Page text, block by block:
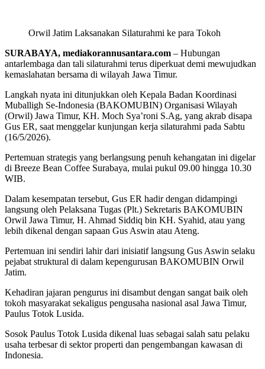
Orwil Jatim Laksanakan Silaturahmi ke para Tokoh
SURABAYA, mediakorannusantara.com – Hubungan
antarlembaga dan tali silaturahmi terus diperkuat demi mewujudkan
kemaslahatan bersama di wilayah Jawa Timur.
Langkah nyata ini ditunjukkan oleh Kepala Badan Koordinasi
Muballigh Se-Indonesia (BAKOMUBIN) Organisasi Wilayah
(Orwil) Jawa Timur, KH. Moch Sya’roni S.Ag, yang akrab disapa
Gus ER, saat menggelar kunjungan kerja silaturahmi pada Sabtu
(16/5/2026).
Pertemuan strategis yang berlangsung penuh kehangatan ini digelar
di Breeze Bean Coffee Surabaya, mulai pukul 09.00 hingga 10.30
WIB.
Dalam kesempatan tersebut, Gus ER hadir dengan didampingi
langsung oleh Pelaksana Tugas (Plt.) Sekretaris BAKOMUBIN
Orwil Jawa Timur, H. Ahmad Siddiq bin KH. Syahid, atau yang
lebih dikenal dengan sapaan Gus Aswin atau Ateng.
Pertemuan ini sendiri lahir dari inisiatif langsung Gus Aswin selaku
pejabat struktural di dalam kepengurusan BAKOMUBIN Orwil
Jatim.
Kehadiran jajaran pengurus ini disambut dengan sangat baik oleh
tokoh masyarakat sekaligus pengusaha nasional asal Jawa Timur,
Paulus Totok Lusida.
Sosok Paulus Totok Lusida dikenal luas sebagai salah satu pelaku
usaha terbesar di sektor properti dan pengembangan kawasan di
Indonesia.